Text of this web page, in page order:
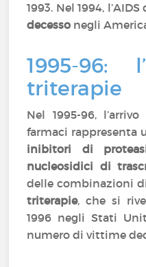
1993. Nel 1994,
decesso negli
1995-96:
triterapie
Nel 1995-96,
farmaci rappresenta
inibitori di
nucleosidici di
delle combinazioni
triterapie, che si
1996 negli Stati
numero di vittime